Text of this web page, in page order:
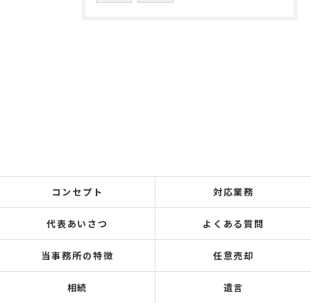
コンセプト 対応業務
代表あいさつ よくある質問
当事務所の特徴 任意売却
相続 遺言